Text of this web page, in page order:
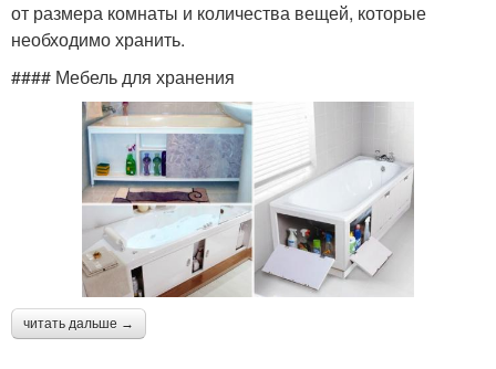
от размера комнаты и количества вещей, которые
необходимо хранить.
#### Мебель для хранения
читать дальше →